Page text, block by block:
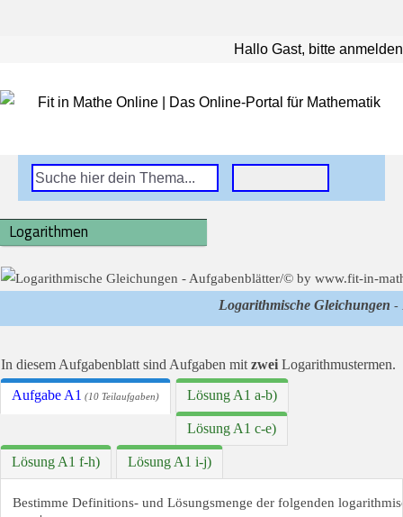
Hallo Gast, bitte anmelden
Logarithmen
Logarithmische Gleichungen -
In diesem Aufgabenblatt sind Aufgaben mit zwei Logarithmustermen.
Aufgabe A1 (10 Teilaufgaben) Lösung A1 a-b)
Lösung A1 c-e)
Lösung A1 f-h) Lösung A1 i-j)
Bestimme Definitions- und Lösungsmenge der folgenden